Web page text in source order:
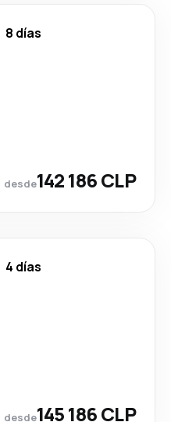
8 días
desde142 186 CLP
4 días
desde145 186 CLP